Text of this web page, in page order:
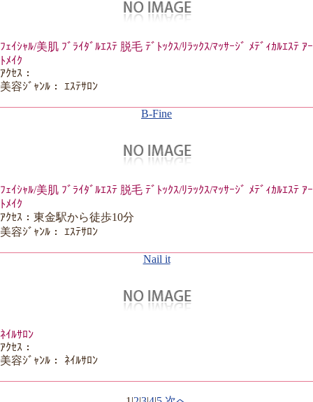
ﾌｪｲｼｬﾙ/美肌 ﾌﾞﾗｲﾀﾞﾙｴｽﾃ 脱毛 ﾃﾞﾄｯｸｽ/ﾘﾗｯｸｽ/ﾏｯｻｰｼﾞ ﾒﾃﾞｨｶﾙｴｽﾃ ｱｰ
ﾄﾒｲｸ
ｱｸｾｽ：
美容ｼﾞｬﾝﾙ： ｴｽﾃｻﾛﾝ
B-Fine
ﾌｪｲｼｬﾙ/美肌 ﾌﾞﾗｲﾀﾞﾙｴｽﾃ 脱毛 ﾃﾞﾄｯｸｽ/ﾘﾗｯｸｽ/ﾏｯｻｰｼﾞ ﾒﾃﾞｨｶﾙｴｽﾃ ｱｰ
ﾄﾒｲｸ
ｱｸｾｽ：東金駅から徒歩10分
美容ｼﾞｬﾝﾙ： ｴｽﾃｻﾛﾝ
Nail it
ﾈｲﾙｻﾛﾝ
ｱｸｾｽ：
美容ｼﾞｬﾝﾙ： ﾈｲﾙｻﾛﾝ